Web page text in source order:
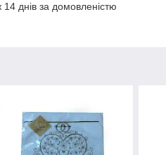
днів за домовленістю